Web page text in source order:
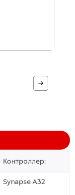
Контроллер:
Synapse A32